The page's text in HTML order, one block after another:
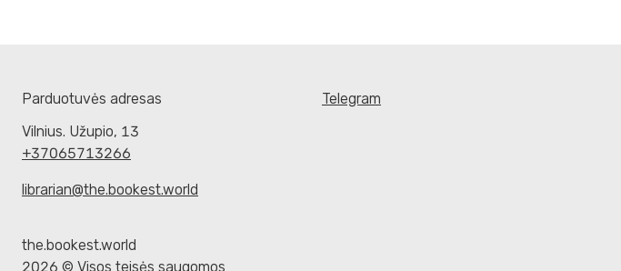
Parduotuvės adresas
Vilnius. Užupio, 13
+37065713266
librarian@the.bookest.world
Telegram
the.bookest.world
2026 © Visos teisės saugomos